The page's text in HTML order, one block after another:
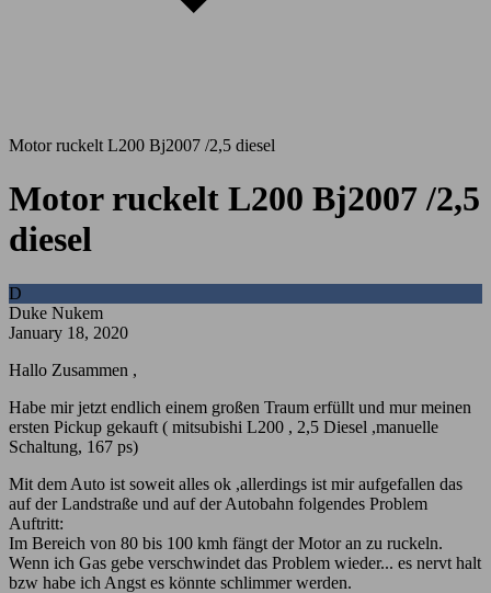
Motor ruckelt L200 Bj2007 /2,5 diesel
Motor ruckelt L200 Bj2007 /2,5
diesel
D
Duke Nukem
January 18, 2020
Hallo Zusammen ,
Habe mir jetzt endlich einem großen Traum erfüllt und mur meinen
ersten Pickup gekauft ( mitsubishi L200 , 2,5 Diesel ,manuelle
Schaltung, 167 ps)
Mit dem Auto ist soweit alles ok ,allerdings ist mir aufgefallen das
auf der Landstraße und auf der Autobahn folgendes Problem
Auftritt:
Im Bereich von 80 bis 100 kmh fängt der Motor an zu ruckeln.
Wenn ich Gas gebe verschwindet das Problem wieder... es nervt halt
bzw habe ich Angst es könnte schlimmer werden.